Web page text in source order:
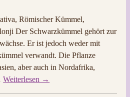
Römischer Kümmel,
Der Schwarzkümmel gehört zur
Er ist jedoch weder mit
verwandt. Die Pflanze
aber auch in Nordafrika,
Weiterlesen →